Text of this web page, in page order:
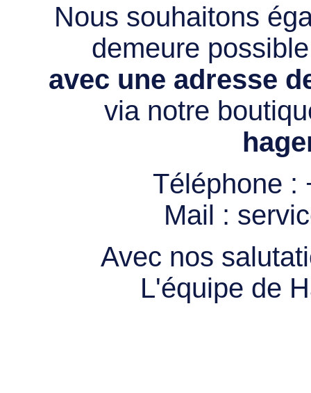
Nous souhaitons
demeure
avec une adresse
via notre
Téléphone :
Mail :
Avec nos
L'équipe de